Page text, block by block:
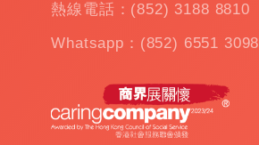
夾
仔
租|
熱線電話：(852) 3188 8810
Whatsapp：(852) 6551 3098